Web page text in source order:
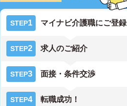
STEP1 マイナビ介護職にご登録
STEP2 求人のご紹介
STEP3 面接・条件交渉
STEP4 転職成功！